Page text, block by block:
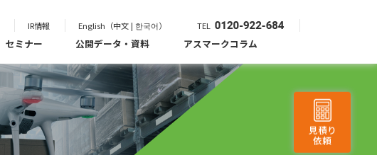
IR情報 English（中文 | 한국어） TEL
セミナー 公開データ・資料 アスマークコラム
見積り
依頼